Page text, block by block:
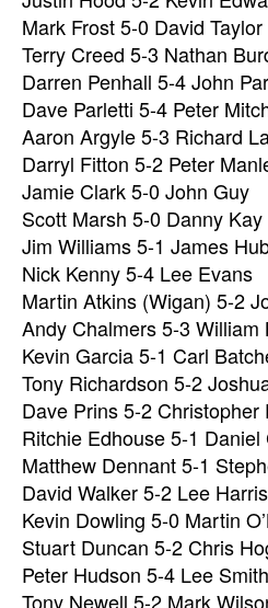
Mark Frost 5-0 David Taylor
Terry Creed 5-3 Nathan
Darren Penhall 5-4 John
Dave Parletti 5-4 Peter
Aaron Argyle 5-3 Richard
Darryl Fitton 5-2 Peter
Jamie Clark 5-0 John Guy
Scott Marsh 5-0 Danny Kay
Jim Williams 5-1 James
Nick Kenny 5-4 Lee Evans
Martin Atkins (Wigan) 5-2
Andy Chalmers 5-3 William
Kevin Garcia 5-1 Carl
Tony Richardson 5-2
Dave Prins 5-2 Christopher
Ritchie Edhouse 5-1 Daniel
Matthew Dennant 5-1
David Walker 5-2 Lee Harris
Kevin Dowling 5-0 Martin
Stuart Duncan 5-2 Chris
Peter Hudson 5-4 Lee Smith
Tony Newell 5-2 Mark